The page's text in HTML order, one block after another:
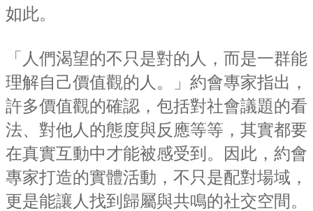
如此。
「人們渴望的不只是對的人，而是一群能
理解自己價值觀的人。」約會專家指出，
許多價值觀的確認，包括對社會議題的看
法、對他人的態度與反應等等，其實都要
在真實互動中才能被感受到。因此，約會
專家打造的實體活動，不只是配對場域，
更是能讓人找到歸屬與共鳴的社交空間。